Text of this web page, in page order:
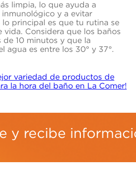
limpia, lo que ayuda a
y a evitar
lo principal es que tu rutina se
vida. Considera que los baños
10 minutos y que la
agua es entre los 30° y 37°.
variedad de productos de
la hora del baño en La Comer!
y recibe